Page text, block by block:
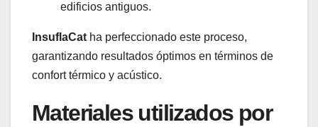
edificios antiguos.
InsuflaCat ha perfeccionado este proceso,
garantizando resultados óptimos en términos de
confort térmico y acústico.
Materiales utilizados por